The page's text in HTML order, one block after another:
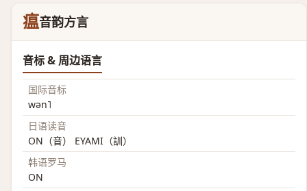
瘟音韵方言
音标 & 周边语言
国际音标
wən˥
日语读音
ON（音） EYAMI（訓）
韩语罗马
ON